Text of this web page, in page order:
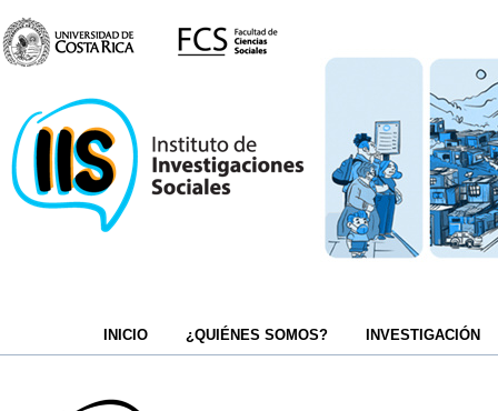
INICIO ¿QUIÉNES SOMOS? INVESTIGACIÓN